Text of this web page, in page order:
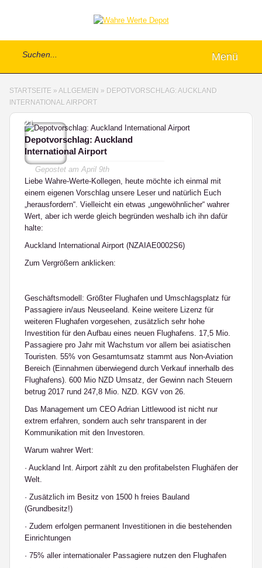
Menü
STARTSEITE » ALLGEMEIN » DEPOTVORSCHLAG: AUCKLAND
INTERNATIONAL AIRPORT
21
Depotvorschlag: Auckland
International Airport
Gepostet amApril 9th
Liebe Wahre-Werte-Kollegen, heute möchte ich einmal mit
einem eigenen Vorschlag unsere Leser und natürlich Euch
„herausfordern“. Vielleicht ein etwas „ungewöhnlicher“ wahrer
Wert, aber ich werde gleich begründen weshalb ich ihn dafür
halte:
Auckland International Airport (NZAIAE0002S6)
Zum Vergrößern anklicken:
Geschäftsmodell: Größter Flughafen und Umschlagsplatz für
Passagiere in/aus Neuseeland. Keine weitere Lizenz für
weiteren Flughafen vorgesehen, zusätzlich sehr hohe
Investition für den Aufbau eines neuen Flughafens. 17,5 Mio.
Passagiere pro Jahr mit Wachstum vor allem bei asiatischen
Touristen. 55% von Gesamtumsatz stammt aus Non-Aviation
Bereich (Einnahmen überwiegend durch Verkauf innerhalb des
Flughafens). 600 Mio NZD Umsatz, der Gewinn nach Steuern
betrug 2017 rund 247,8 Mio. NZD. KGV von 26.
Das Management um CEO Adrian Littlewood ist nicht nur
extrem erfahren, sondern auch sehr transparent in der
Kommunikation mit den Investoren.
Warum wahrer Wert:
· Auckland Int. Airport zählt zu den profitabelsten Flughäfen der
Welt.
· Zusätzlich im Besitz von 1500 h freies Bauland
(Grundbesitz!)
· Zudem erfolgen permanent Investitionen in die bestehenden
Einrichtungen
· 75% aller internationaler Passagiere nutzen den Flughafen